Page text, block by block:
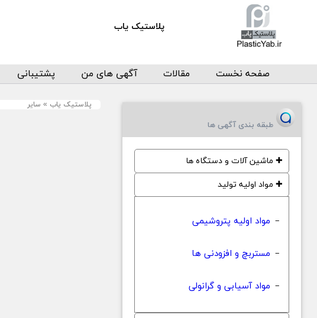
پلاستیک یاب
صفحه نخست مقالات آگهی های من پشتیبانی
پلاستیک یاب » سایر
طبقه بندی آگهی ها
✚ماشین آلات و دستگاه ها
✚مواد اولیه تولید
− مواد اولیه پتروشیمی
− مستربچ و افزودنی ها
− مواد آسیابی و گرانولی